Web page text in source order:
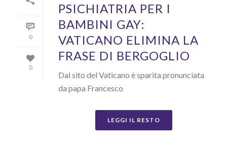
0
0
PSICHIATRIA PER I
BAMBINI GAY:
VATICANO ELIMINA LA
FRASE DI BERGOGLIO
Dal sito del Vaticano è sparita pronunciata
da papa Francesco
LEGGI IL RESTO